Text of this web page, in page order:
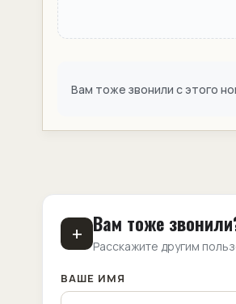
Вам тоже звонили с этого
+ Вам тоже
Расскажите другим
ВАШЕ ИМЯ